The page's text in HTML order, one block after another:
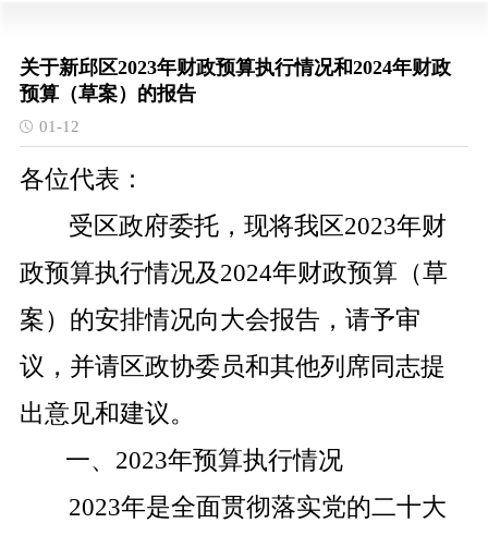
关于新邱区2023年财政预算执行情况和2024年财政
预算（草案）的报告
01-12
各位代表：
受区政府委托，现将我区2023年财
政预算执行情况及 2024年财政预算（草
案）的安排情况向大会报告，请予审
议，并请区政协委员和其他列席同志提
出意见和建议。
一、 2023年预算执行情况
2023年是全面贯彻落实党的二十大